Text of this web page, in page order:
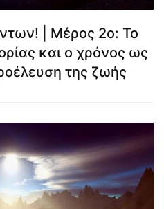
| Μέρος 2ο: Το
και ο χρόνος ως
της ζωής